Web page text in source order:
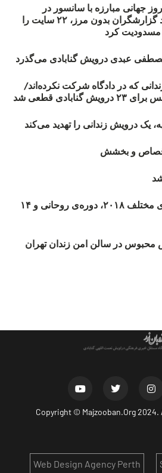
اسفند) روز جهانی مبارزه با سانسور در
اینترنت: #آزادی هم‌آیند گزارشگران‌ بدون مرز، ۲۲ سایت را
کرد
عبدی درویش گنابادی می‌گذرد
درویش زندانی که در دادگاه شرکت نکرده‌اند/
یک درویش زندانی را تهدید می‌کند
روند اعدام‌ها در ماه‌های مختلف ۲۰۱۸، دوره‌ی روحانی و ۱۴
در سالن امن زندان تهران
Copyright © Majzooban.Org2024.
Web Design Agency Perth